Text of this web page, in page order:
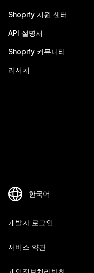
Shopify 지원 센터
API 설명서
Shopify 커뮤니티
리서치
개발자 로그인
서비스 약관